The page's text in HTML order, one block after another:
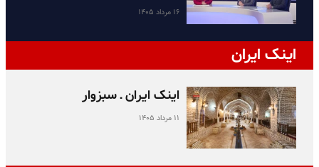
۱۶ مرداد ۱۴۰۵
اینک ایران
اینک ایران ـ سبزوار
۱۱ مرداد ۱۴۰۵